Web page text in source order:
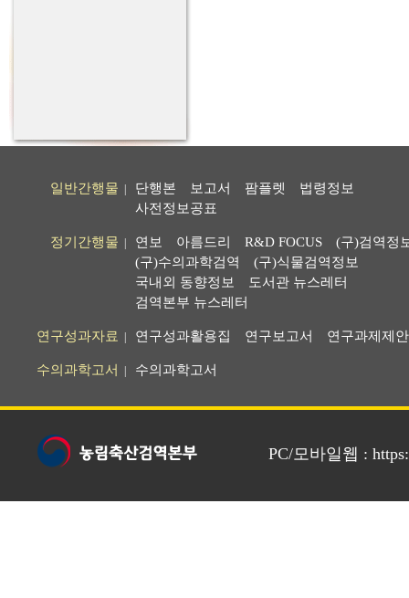
일반간행물 단행본 보고서 팜플렛
법령정보
사전정보공표
정기간행물 연보 아름드리 R&D FOCUS
(구)검역정
(구)수의과학검역
(구)식물검역정보
국내외 동향정보
도서관 뉴스레터
검역본부 뉴스레터
연구성과자료 연구성과활용집 연구보고서 연구과제제
수의과학고서 수의과학고서
PC/모바일웹 :